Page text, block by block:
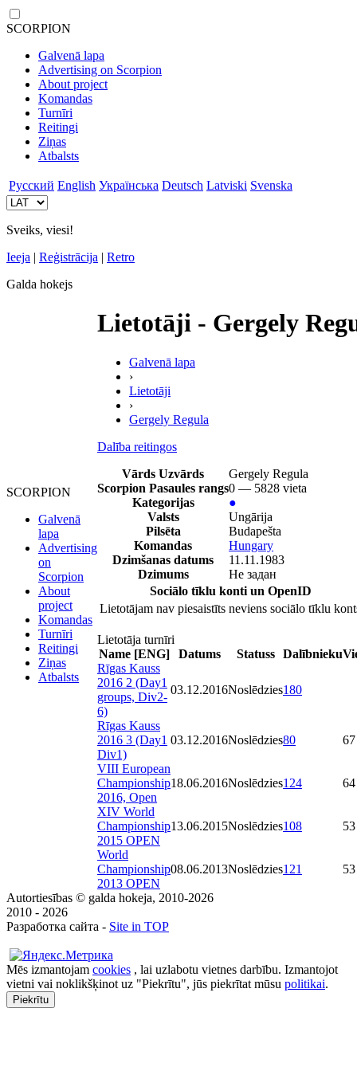
SCORPION
Galvenā lapa
Advertising on Scorpion
About project
Komandas
Turnīri
Reitingi
Ziņas
Atbalsts
Русский English Українська Deutsch Latviski Svenska
Sveiks, viesi!
Ieeja | Reģistrācija | Retro
Galda hokejs
SCORPION
Galvenā
lapa
Advertising
on
Scorpion
About
project
Komandas
Turnīri
Reitingi
Ziņas
Atbalsts
Lietotāji - Gergely
Galvenā lapa
›
Lietotāji
›
Gergely Regula
Dalība reitingos
Vārds Uzvārds
Gergely Regula
Scorpion Pasaules rangs0 — 5828 vieta
Kategorijas
●
Valsts
Ungārija
Pilsēta
Budapešta
Komandas
Hungary
Dzimšanas datums
11.11.1983
Dzimums
Не задан
Sociālo tīklu konti un OpenID
Lietotājam nav piesaistīts neviens sociālo tīklu
Lietotāja turnīri
Name [ENG]
Datums Statuss Dalībnieku
Rīgas Kauss
2016 2 (Day1
groups, Div2-
6)
03.12.2016Noslēdzies180
Rīgas Kauss
2016 3 (Day1
Div1)
03.12.2016Noslēdzies80 67
VIII European
Championship
2016, Open
18.06.2016Noslēdzies124 64
XIV World
Championship
2015 OPEN
13.06.2015Noslēdzies108 53
World
Championship
2013 OPEN
08.06.2013Noslēdzies121 53
Autortiesības © galda hokeja, 2010-2026
2010 - 2026
Разработка сайта - Site in TOP
Mēs izmantojam cookies , lai uzlabotu vietnes darbību. Izmantojot
vietni vai noklikšķinot uz "Piekrītu", jūs piekrītat mūsu politikai.
Piekrītu